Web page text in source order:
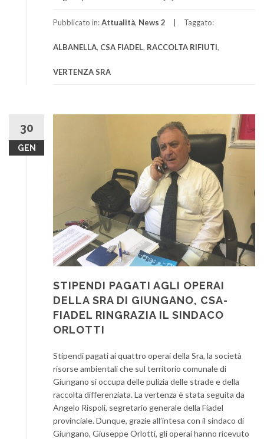
Pubblicato in:Attualità, News 2 Taggato:
ALBANELLA, CSA FIADEL, RACCOLTA RIFIUTI,
VERTENZA SRA
30
GEN
STIPENDI PAGATI AGLI OPERAI
DELLA SRA DI GIUNGANO, CSA-
FIADEL RINGRAZIA IL SINDACO
ORLOTTI
Stipendi pagati ai quattro operai della Sra, la società
risorse ambientali che sul territorio comunale di
Giungano si occupa delle pulizia delle strade e della
raccolta differenziata. La vertenza è stata seguita da
Angelo Rispoli, segretario generale della Fiadel
provinciale. Dunque, grazie all’intesa con il sindaco di
Giungano, Giuseppe Orlotti, gli operai hanno ricevuto